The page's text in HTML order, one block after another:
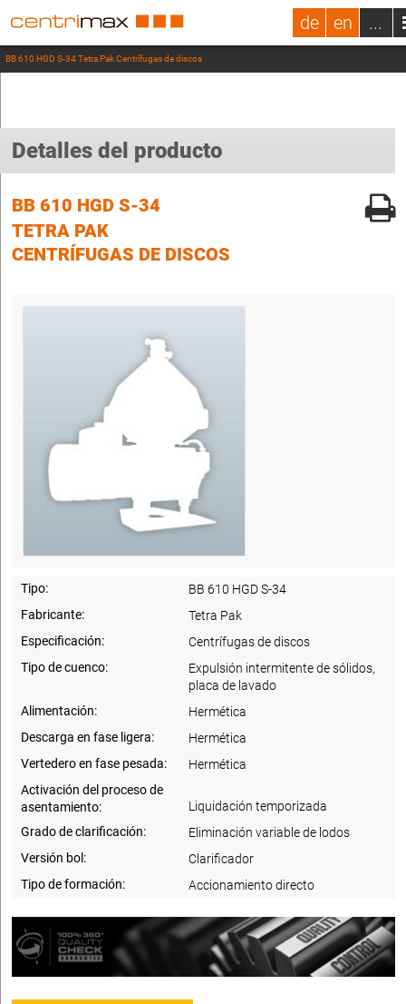
de en ...
BB 610 HGD S-34 Tetra Pak Centrífugas de discos
Detalles del producto
BB 610 HGD S-34
TETRA PAK
CENTRÍFUGAS DE DISCOS
Tipo:
BB 610 HGD S-34
Fabricante:
Tetra Pak
Especificación:
Centrífugas de discos
Tipo de cuenco:
Expulsión intermitente de sólidos,
placa de lavado
Alimentación:
Hermética
Descarga en fase ligera:
Hermética
Vertedero en fase pesada:
Hermética
Activación del proceso de
asentamiento:
Liquidación temporizada
Grado de clarificación:
Eliminación variable de lodos
Versión bol:
Clarificador
Tipo de formación:
Accionamiento directo